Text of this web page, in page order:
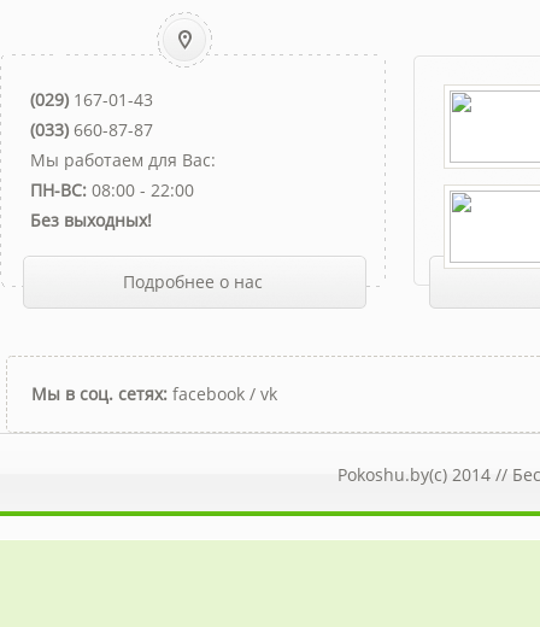
(029) 167-01-43
(033) 660-87-87
Мы работаем для Вас:
ПН-ВС: 08:00 - 22:00
Без выходных!
Подробнее о нас
Мы в соц. сетях: facebook / vk
Pokoshu.by(c) 2014 //